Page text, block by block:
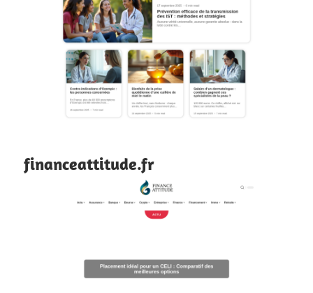
financeattitude.fr